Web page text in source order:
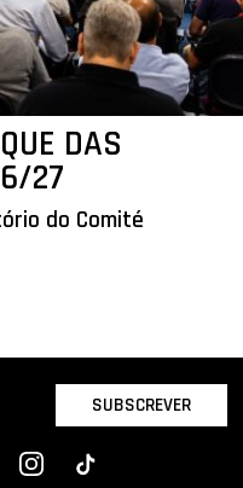
DAS
27
do Comité
SUBSCREVER